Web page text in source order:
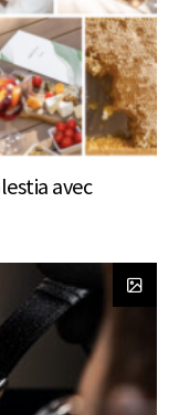
avec